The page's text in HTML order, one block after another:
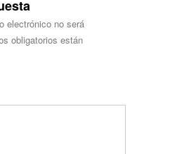
electrónico no será
obligatorios están